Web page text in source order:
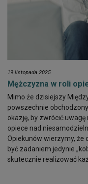
19 listopada 2025
Mężczyzna w roli
Mimo że dzisiejszy
powszechnie
okazję, by zwrócić
opiece nad
Opiekunów wierzymy, że
być zadaniem jedynie
skutecznie realizować